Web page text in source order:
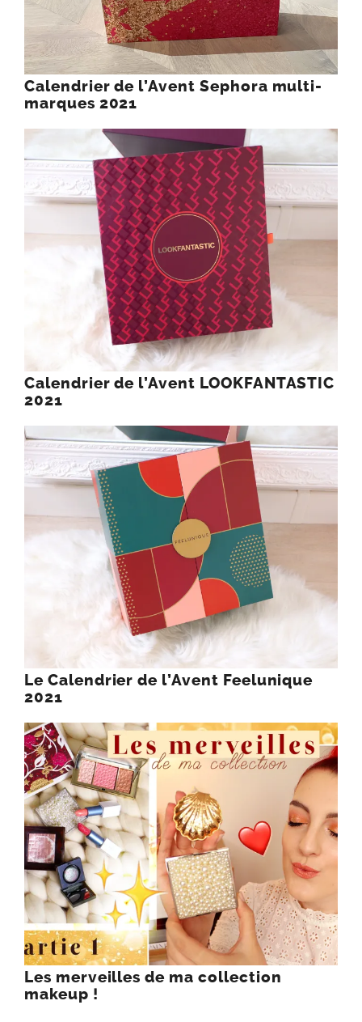
Calendrier de l’Avent Sephora multi-
marques 2021
Calendrier de l’Avent LOOKFANTASTIC
2021
Le Calendrier de l’Avent Feelunique
2021
Les merveilles de ma collection
makeup !